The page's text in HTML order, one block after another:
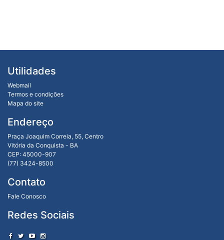
Utilidades
Webmail
Termos e condições
Mapa do site
Endereço
Praça Joaquim Correia, 55, Centro
Vitória da Conquista - BA
CEP: 45000-907
(77) 3424-8500
Contato
Fale Conosco
Redes Sociais